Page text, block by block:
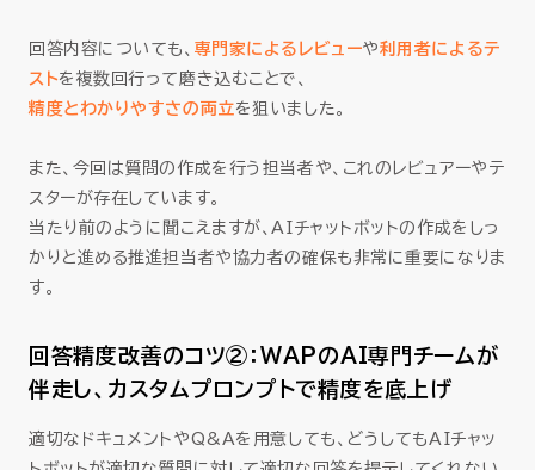
回答内容についても、 専門家によるレビューや利用者によるテ
ストを複数回行って磨き込むことで、
精度とわかりやすさの両立を狙いました。
また、今回は質問の作成を行う担当者や、これのレビュアーやテ
スターが存在しています。
当たり前のように聞こえますが、AIチャットボットの作成をしっ
かりと進める推進担当者や協力者の確保も非常に重要になりま
す。
回答精度改善のコツ②：WAPのAI専門チームが
伴走し、カスタムプロンプトで精度を底上げ
適切なドキュメントやQ&Aを用意しても、どうしてもAIチャッ